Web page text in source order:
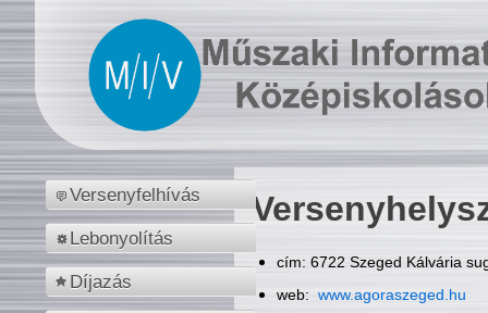
Versenyfelhívás
Lebonyolítás
Díjazás
cím: 6722 Szeged Kálvária
web: www.agoraszeged.hu